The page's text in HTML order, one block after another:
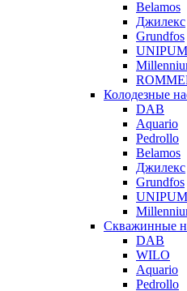
Belamos
Джилекс
Grundfos
Колодезные
DAB
Aquario
Pedrollo
Belamos
Джилекс
Grundfos
Скважинные
DAB
WILO
Aquario
Pedrollo